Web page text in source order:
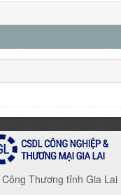
Thương tỉnh Gia Lai